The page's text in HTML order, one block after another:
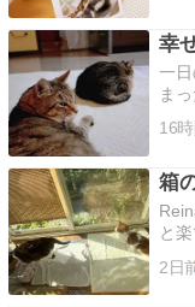
っ
を
幸
一
ま
で
と
顔
見
16
箱
と
好
ケ
2日